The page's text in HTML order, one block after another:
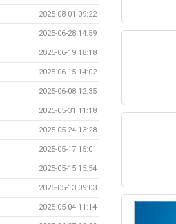
2025-08-01 09:22
2025-06-28 14:59
2025-06-19 18:18
2025-06-15 14:02
2025-06-08 12:35
2025-05-31 11:18
2025-05-24 13:28
2025-05-17 15:01
2025-05-15 15:54
2025-05-13 09:03
2025-05-04 11:14